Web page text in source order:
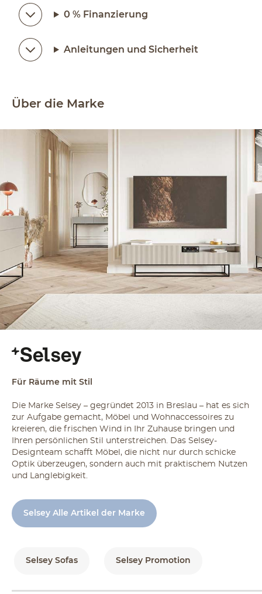
0 % Finanzierung
Anleitungen und Sicherheit
Über die Marke
Für Räume mit Stil
Die Marke Selsey – gegründet 2013 in Breslau – hat es sich
zur Aufgabe gemacht, Möbel und Wohnaccessoires zu
kreieren, die frischen Wind in Ihr Zuhause bringen und
Ihren persönlichen Stil unterstreichen. Das Selsey-
Designteam schafft Möbel, die nicht nur durch schicke
Optik überzeugen, sondern auch mit praktischem Nutzen
und Langlebigkeit.
Selsey Alle Artikel der Marke
Selsey Sofas Selsey Promotion